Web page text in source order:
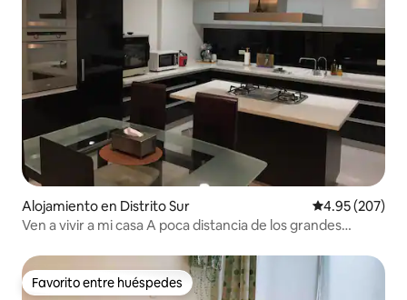
Alojamiento en Distrito Sur Calificación
4.95 (207)
Ven a vivir a mi casa A poca distancia de los grandes
Lanshitu. El supermercado PX Mart y el centro comercial
Xiaobei están justo enfrente
Favorito entre huéspedes
Favorito entre huéspedes